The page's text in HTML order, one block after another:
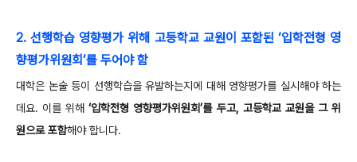
2. 선행학습 영향평가 위해 고등학교 교원이 포함된 ‘입학전형 영
향평가위원회’를 두어야 함
대학은 논술 등이 선행학습을 유발하는지에 대해 영향평가를 실시해야 하는
데요. 이를 위해 ‘입학전형 영향평가위원회’를 두고, 고등학교 교원을 그 위
원으로 포함해야 합니다.